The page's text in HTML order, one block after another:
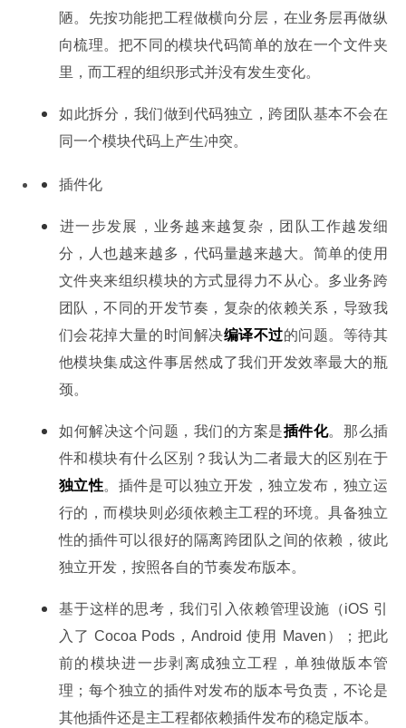
陋。先按功能把工程做横向分层，在业务层再做纵
向梳理。把不同的模块代码简单的放在一个文件夹
里，而工程的组织形式并没有发生变化。
如此拆分，我们做到代码独立，跨团队基本不会在
同一个模块代码上产生冲突。
插件化
进一步发展，业务越来越复杂，团队工作越发细
分，人也越来越多，代码量越来越大。简单的使用
文件夹来组织模块的方式显得力不从心。多业务跨
团队，不同的开发节奏，复杂的依赖关系，导致我
们会花掉大量的时间解决编译不过的问题。等待其
他模块集成这件事居然成了我们开发效率最大的瓶
颈。
如何解决这个问题，我们的方案是插件化。那么插
件和模块有什么区别？我认为二者最大的区别在于
独立性。插件是可以独立开发，独立发布，独立运
行的，而模块则必须依赖主工程的环境。具备独立
性的插件可以很好的隔离跨团队之间的依赖，彼此
独立开发，按照各自的节奏发布版本。
基于这样的思考，我们引入依赖管理设施（iOS 引
入了 Cocoa Pods，Android 使用 Maven）；把此
前的模块进一步剥离成独立工程，单独做版本管
理；每个独立的插件对发布的版本号负责，不论是
其他插件还是主工程都依赖插件发布的稳定版本。